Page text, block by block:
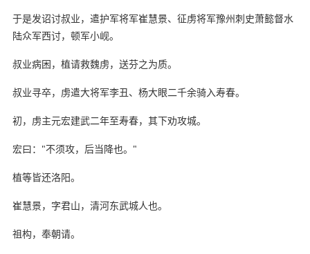
于是发诏讨叔业，遣护军将军崔慧景、征虏将军豫州刺史萧懿督水
陆众军西讨，顿军小岘。
叔业病困，植请救魏虏，送芬之为质。
叔业寻卒，虏遣大将军李丑、杨大眼二千余骑入寿春。
初，虏主元宏建武二年至寿春，其下劝攻城。
宏曰："不须攻，后当降也。"
植等皆还洛阳。
崔慧景，字君山，清河东武城人也。
祖构，奉朝请。